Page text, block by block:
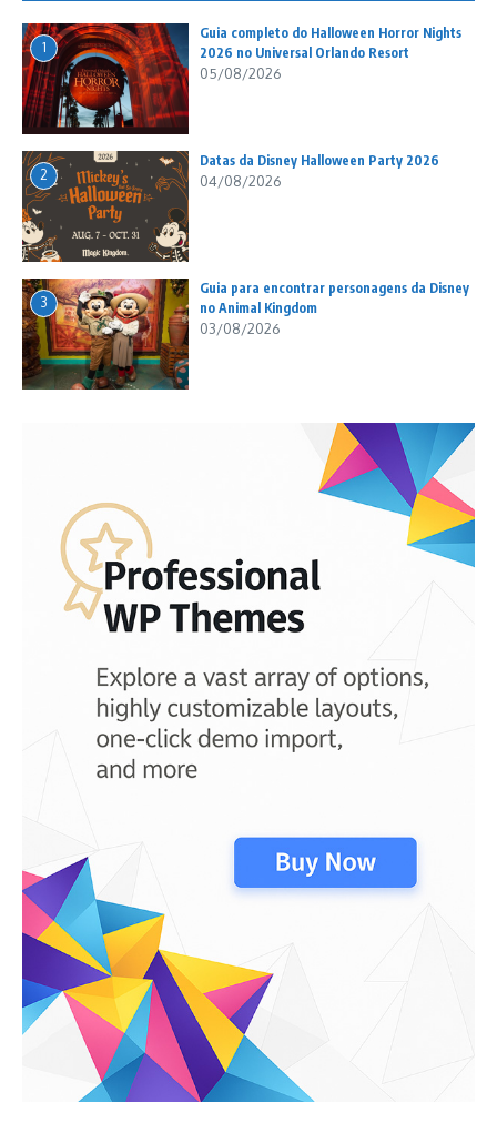
1
Guia completo do Halloween Horror Nights
2026 no Universal Orlando Resort
05/08/2026
2
Datas da Disney Halloween Party 2026
04/08/2026
3
Guia para encontrar personagens da Disney
no Animal Kingdom
03/08/2026